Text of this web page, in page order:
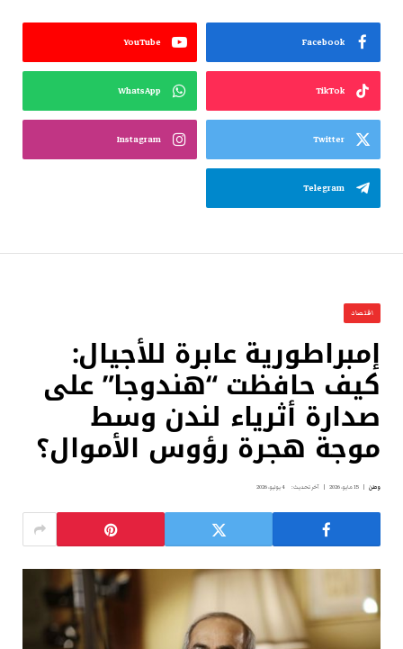
Facebook
YouTube
TikTok
WhatsApp
Twitter
Instagram
Telegram
اقتصاد
إمبراطورية عابرة للأجيال:
كيف حافظت “هندوجا” على
صدارة أثرياء لندن وسط
موجة هجرة رؤوس الأموال؟
وطن 15 مايو، 2026 آخر تحديث: 4 يوليو، 2026